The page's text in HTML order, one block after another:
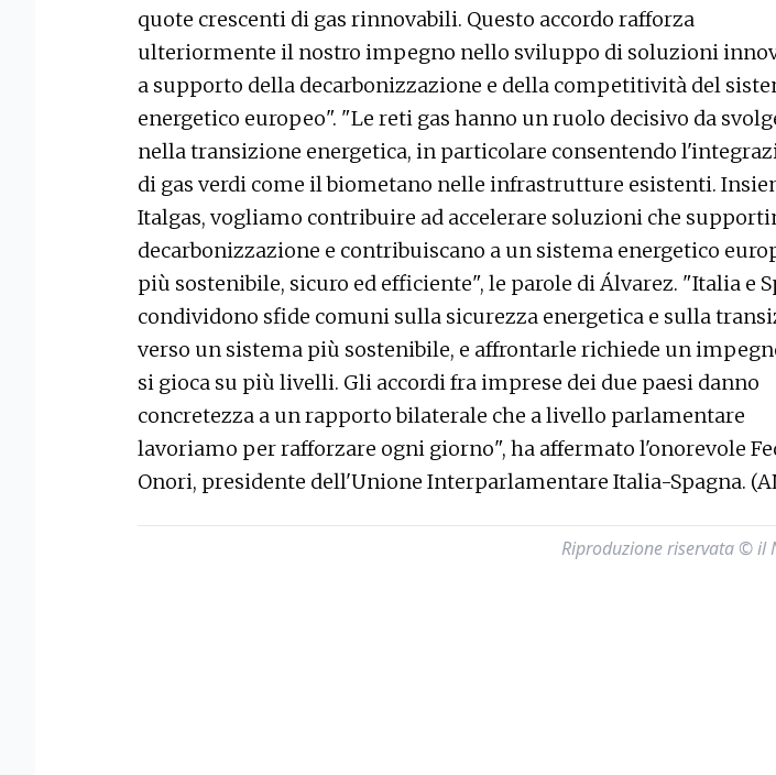
quote crescenti di gas rinnovabili. Questo accordo rafforza
ulteriormente il nostro impegno nello sviluppo di soluzioni
a supporto della decarbonizzazione e della competitività del
energetico europeo". "Le reti gas hanno un ruolo decisivo da
nella transizione energetica, in particolare consentendo
di gas verdi come il biometano nelle infrastrutture esistenti.
Italgas, vogliamo contribuire ad accelerare soluzioni che
decarbonizzazione e contribuiscano a un sistema energetico
più sostenibile, sicuro ed efficiente", le parole di Álvarez. "Italia e
condividono sfide comuni sulla sicurezza energetica e sulla
verso un sistema più sostenibile, e affrontarle richiede un
si gioca su più livelli. Gli accordi fra imprese dei due paesi danno
concretezza a un rapporto bilaterale che a livello parlamentare
lavoriamo per rafforzare ogni giorno", ha affermato l'onorevole
Onori, presidente dell'Unione Interparlamentare Italia-Spagna.
Riproduzione riservata © il